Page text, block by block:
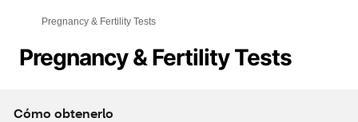
Pregnancy & Fertility Tests
Pregnancy & Fertility Tests
Cómo obtenerlo